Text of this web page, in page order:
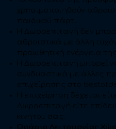
χρησιμοποιηθούν
παιδικού πάρτι.
Η Δωροεπιταγή δεν
αθροιστικά με άλλη
προωθητική ενέργεια
H Δωροεπιταγή μπορεί
συνδυαστικά με άλλες
επιχείρησης στο
Η επιχείρηση δέχεται
Δωροεπιταγή είτε
κινητού σας.
Ωράριο Λειτουργίας